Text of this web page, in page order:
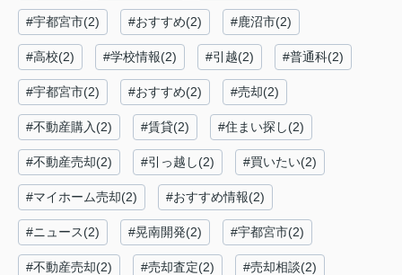
#宇都宮市(2) #おすすめ(2) #鹿沼市(2)
#高校(2) #学校情報(2) #引越(2) #普通科(2)
#宇都宮市(2) #おすすめ(2) #売却(2)
#不動産購入(2) #賃貸(2) #住まい探し(2)
#不動産売却(2) #引っ越し(2) #買いたい(2)
#マイホーム売却(2) #おすすめ情報(2)
#ニュース(2) #晃南開発(2) #宇都宮市(2)
#不動産売却(2) #売却査定(2) #売却相談(2)